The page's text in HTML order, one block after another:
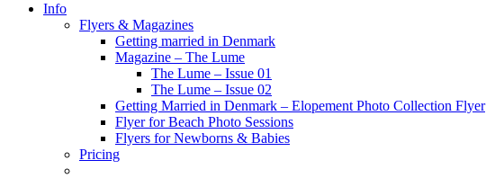
Info
Flyers & Magazines
Getting married in Denmark
Magazine – The Lume
The Lume – Issue 01
The Lume – Issue 02
Getting Married in Denmark – Elopement Photo Collection Flyer
Flyer for Beach Photo Sessions
Flyers for Newborns & Babies
Pricing